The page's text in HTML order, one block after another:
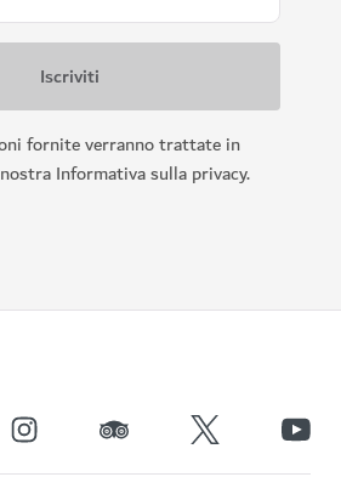
fornite verranno trattate in
Informativa sulla privacy.